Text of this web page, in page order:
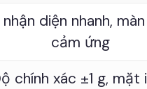
diện nhanh,
cảm ứng
chính xác ±1 g, mặt